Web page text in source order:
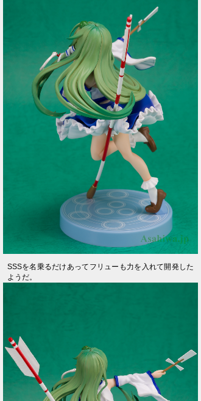
SSSを名乗るだけあってフリューも力を入れて開発した
ようだ。